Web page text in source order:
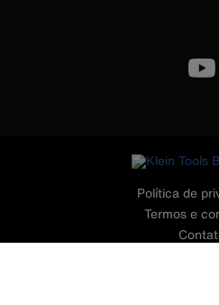
Política de
Termos e